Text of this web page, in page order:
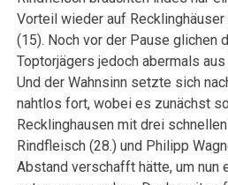
Vorteil wieder auf
(15). Noch vor der Pause glichen
Toptorjägers jedoch abermals aus
Und der Wahnsinn setzte sich
nahtlos fort, wobei es zunächst
Recklinghausen mit drei
Rindfleisch (28.) und Philipp
Abstand verschafft hätte, um nun